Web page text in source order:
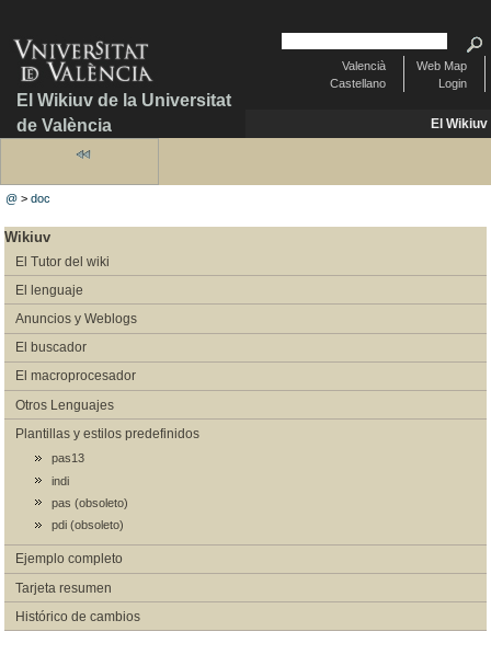
El Wikiuv de la Universitat
de València
Web Map
Login
Valencià
Castellano
El Wikiuv
@ >doc
Wikiuv
El Tutor del wiki
El lenguaje
Anuncios y Weblogs
El buscador
El macroprocesador
Otros Lenguajes
Plantillas y estilos predefinidos
pas13
indi
pas (obsoleto)
pdi (obsoleto)
Ejemplo completo
Tarjeta resumen
Histórico de cambios